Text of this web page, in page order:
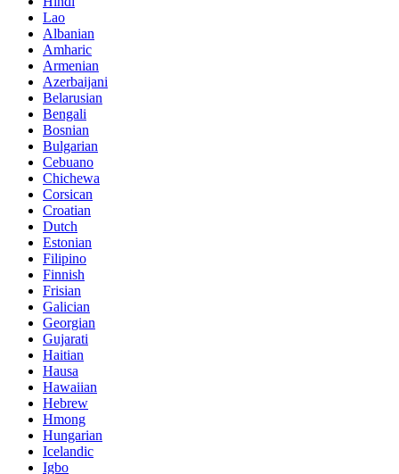
Lao
Albanian
Amharic
Armenian
Azerbaijani
Belarusian
Bengali
Bosnian
Bulgarian
Cebuano
Chichewa
Corsican
Croatian
Dutch
Estonian
Filipino
Finnish
Frisian
Galician
Georgian
Gujarati
Haitian
Hausa
Hawaiian
Hebrew
Hmong
Hungarian
Icelandic
Igbo